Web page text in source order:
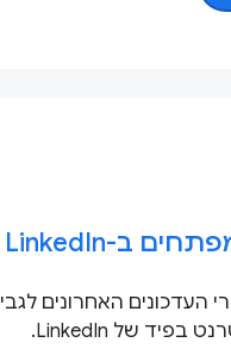
העדכונים האחרונים לגבי